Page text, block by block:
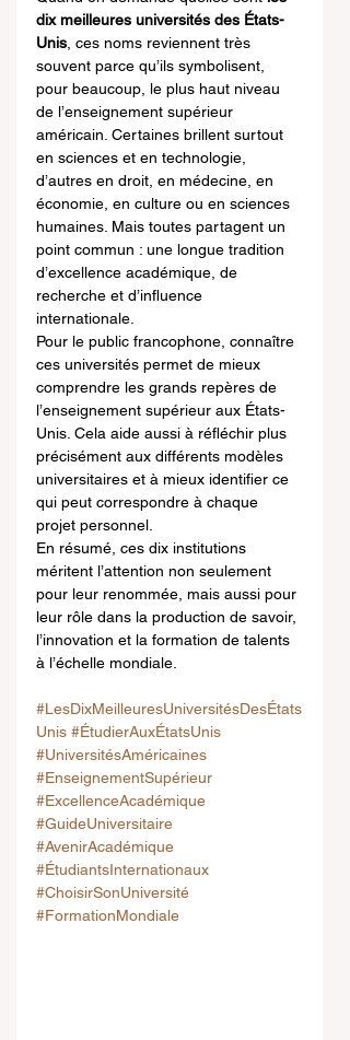
dix meilleures universités des États-
Unis , ces noms reviennent très
souvent parce qu’ils symbolisent,
pour beaucoup, le plus haut niveau
de l’enseignement supérieur
américain. Certaines brillent surtout
en sciences et en technologie,
d’autres en droit, en médecine, en
économie, en culture ou en sciences
humaines. Mais toutes partagent un
point commun : une longue tradition
d’excellence académique, de
recherche et d’influence
internationale.
Pour le public francophone, connaître
ces universités permet de mieux
comprendre les grands repères de
l’enseignement supérieur aux États-
Unis. Cela aide aussi à réfléchir plus
précisément aux différents modèles
universitaires et à mieux identifier ce
qui peut correspondre à chaque
projet personnel.
En résumé, ces dix institutions
méritent l’attention non seulement
pour leur renommée, mais aussi pour
leur rôle dans la production de savoir,
l’innovation et la formation de talents
à l’échelle mondiale.
#LesDixMeilleuresUniversitésDesÉtats
Unis #ÉtudierAuxÉtatsUnis
#UniversitésAméricaines
#EnseignementSupérieur
#ExcellenceAcadémique
#GuideUniversitaire
#AvenirAcadémique
#ÉtudiantsInternationaux
#ChoisirSonUniversité
#FormationMondiale